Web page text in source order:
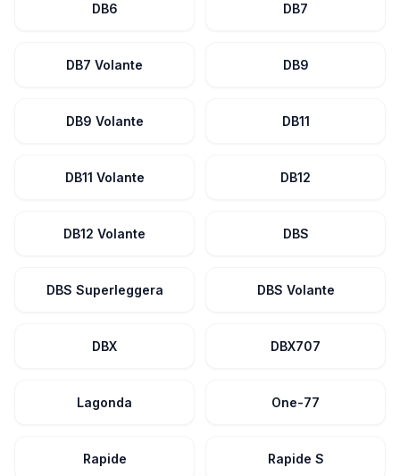
DB6 DB7
DB7 Volante DB9
DB9 Volante DB11
DB11 Volante DB12
DB12 Volante DBS
DBS Superleggera DBS Volante
DBX DBX707
Lagonda One-77
Rapide Rapide S